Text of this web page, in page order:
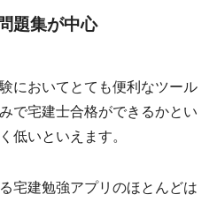
題集が中心
においてとても便利なツール
で宅建士合格ができるかとい
低いといえます。
宅建勉強アプリのほとんどは